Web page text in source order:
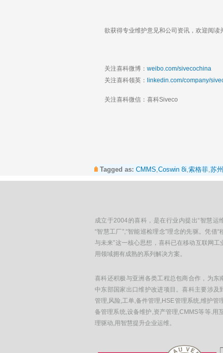
欲获得专业维护意见和公司资讯，欢迎阅读
关注喜科微博： weibo.com/sivecochina
关注喜科领英： linkedin.com/company/
关注喜科微信：喜科Siveco
Tagged as: CMMS Coswin 8i 索格菲 苏州
成立于2004的喜科，是在行业内提出“智慧运
“智慧工厂”,“智能巡检理念”理念的先驱。凭借“
与未来”这一核心思想，喜科已在移动互联网工
用领域拥有成熟的系列解决方案。
喜科还积极与亚洲各类工程总包商合作，为东
中东部国家出口维护改进项目。喜科主要涉及
管理,风险,工单,备件管理,HSE管理系统,维护管
备管理系统,设备维护,资产管理,CMMS等等.用
理驱动,用智慧提升企业运维。